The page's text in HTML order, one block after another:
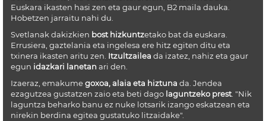
Euskara ikasten hasi zen eta gaur egun, B2 maila dauka.
Hobetzen jarraitu nahi du.
Svetlanak dakizkien bost hizkuntzetako bat da euskara.
Errusiera, gaztelania eta ingelesa ere hitz egiten ditu eta
txinera ikasten aritu zen. Itzultzailea da izatez, nahiz eta gaur
egun idazkari lanetan ari den.
Izaeraz, emakumegoxoa, alaia eta hiztuna da. Jendea
ezagutzea gustatzen zaio eta beti dago laguntzeko prest. "Nik
laguntza beharko banu ez nuke lotsarik izango eskatzean eta
nirekin berdina egitea gustatuko litzaidake".